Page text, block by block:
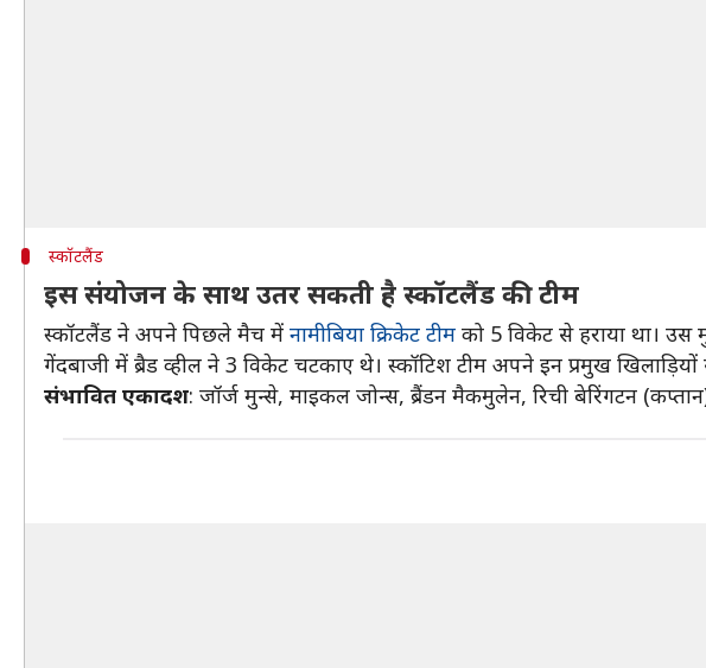
स्कॉटलैंड
इस संयोजन के साथ उतर सकती है स्कॉटलैंड की टीम
स्कॉटलैंड ने अपने पिछले मैच में नामीबिया क्रिकेट टीम को 5 विकेट से हराया था। उस
गेंदबाजी में ब्रैड व्हील ने 3 विकेट चटकाए थे। स्कॉटिश टीम अपने इन प्रमुख खिलाड़ियों
संभावित एकादश: जॉर्ज मुन्से, माइकल जोन्स, ब्रैंडन मैकमुलेन, रिची बेरिंगटन